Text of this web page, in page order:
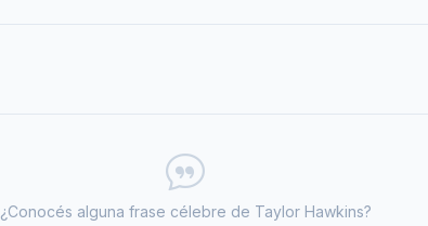
¿Conocés alguna frase célebre de Taylor Hawkins?